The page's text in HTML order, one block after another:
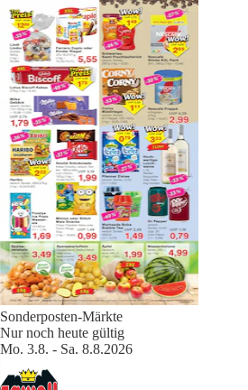
Sonderposten-Märkte
Nur noch heute gültig
Mo. 3.8. - Sa. 8.8.2026